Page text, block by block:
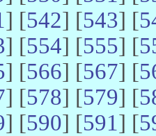
] [542] [543] [
] [554] [555] [
] [566] [567] [
] [578] [579] [
] [590] [591] [